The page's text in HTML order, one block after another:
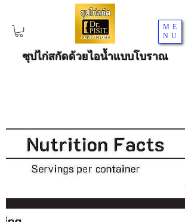
ME
NU
ซุปไก่สกัดด้วยไอน้ำแบบโบราณ